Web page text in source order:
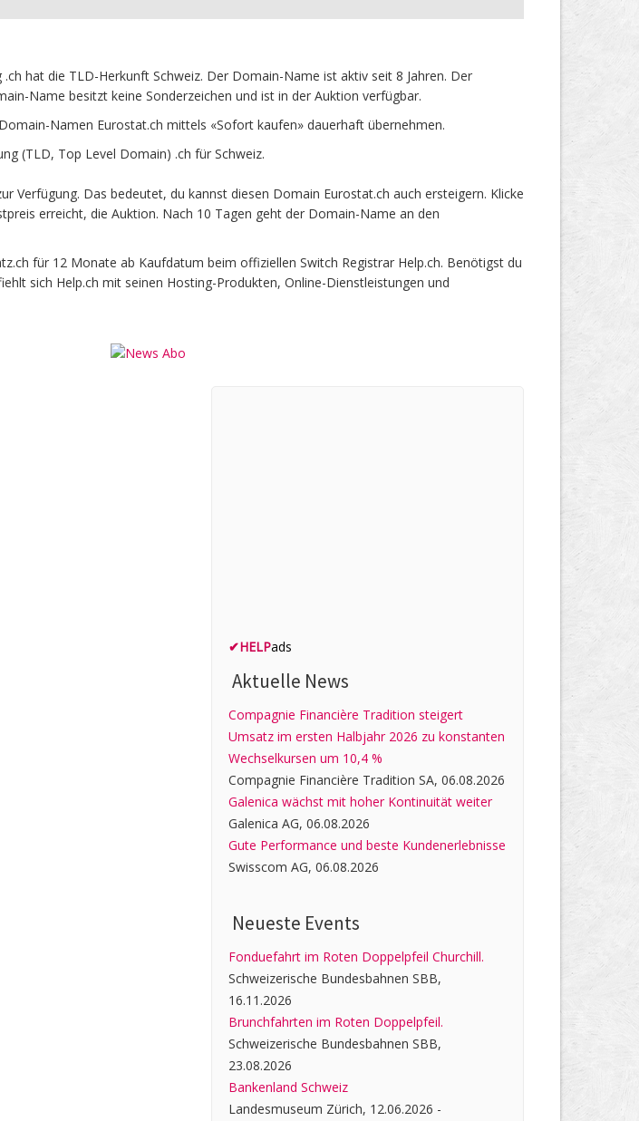
hat die TLD-Herkunft Schweiz. Der Domain-Name ist aktiv seit 8 Jahren. Der
Name besitzt keine Sonderzeichen und ist in der Auktion verfügbar.
Namen Eurostat.ch mittels «Sofort kaufen» dauerhaft übernehmen.
(TLD, Top Level Domain) .ch für Schweiz.
Das bedeutet, du kannst diesen Domain Eurostat.ch auch ersteigern. Klicke
erreicht, die Auktion. Nach 10 Tagen geht der Domain-Name an den
für 12 Monate ab Kaufdatum beim offiziellen Switch Registrar Help.ch. Benötigst du
sich Help.ch mit seinen Hosting-Produkten, Online-Dienstleistungen und
✔HELPads
Aktuelle News
Compagnie Financière Tradition steigert
Umsatz im ersten Halbjahr 2026 zu konstanten
Wechselkursen um 10,4 %
Compagnie Financière Tradition SA, 06.08.2026
Galenica wächst mit hoher Kontinuität weiter
Galenica AG, 06.08.2026
Gute Performance und beste Kundenerlebnisse
Swisscom AG, 06.08.2026
Neueste Events
Fonduefahrt im Roten Doppelpfeil Churchill.
Schweizerische Bundesbahnen SBB,
16.11.2026
Brunchfahrten im Roten Doppelpfeil.
Schweizerische Bundesbahnen SBB,
23.08.2026
Bankenland Schweiz
Landesmuseum Zürich, 12.06.2026 -